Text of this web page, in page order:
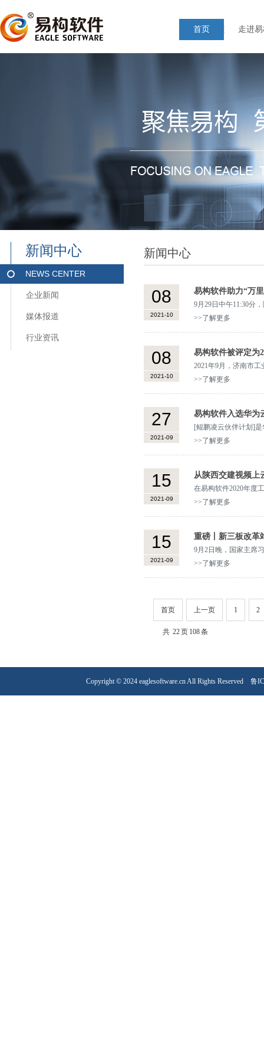
首页 走进
新闻中心
NEWS CENTER
企业新闻
媒体报道
行业资讯
新闻中心
08
2021-10
易构软件助力“万
9月29日中午11:30分
市携河北跨发展迈出
>>了解更多
08
2021-10
易构软件被评定为
2021年9月，济南市
企业一企一技术研发
>>了解更多
27
2021-09
易构软件入选华为
[鲲鹏凌云伙伴计划]
提供培训、技术、营
>>了解更多
15
2021-09
从陕西交建视频上
在易构软件2020年度
概括了易构软件勇于
>>了解更多
15
2021-09
重磅丨新三板改革
9月2日晚，国家主席
企业创新发展，深化
>>了解更多
首页 上一页 1 2
共 22页 108条
Copyright © 2024 eaglesoftware.cn All Rights Reserved 鲁